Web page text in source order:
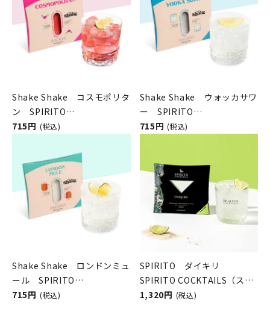
Shake Shake コスモポリタ
ン SPIRITO
COCKTAILS（シェイクシェ
715円 (税込)
Shake Shake ウォッカサワ
ー SPIRITO
COCKTAILS（シェイクシェ
715円 (税込)
Shake Shake ロンドンミュ
ール SPIRITO
COCKTAILS（シェイクシェ
715円 (税込)
SPIRITO ダイキリ
SPIRITO COCKTAILS（スピ
リットカクテルズ）
1,320円 (税込)